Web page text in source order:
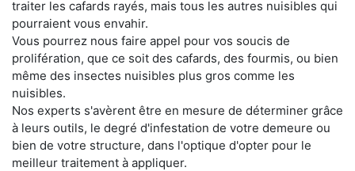
traiter les cafards rayés, mais tous les autres nuisibles qui
pourraient vous envahir.
Vous pourrez nous faire appel pour vos soucis de
prolifération, que ce soit des cafards, des fourmis, ou bien
même des insectes nuisibles plus gros comme les
nuisibles.
Nos experts s'avèrent être en mesure de déterminer grâce
à leurs outils, le degré d'infestation de votre demeure ou
bien de votre structure, dans l'optique d'opter pour le
meilleur traitement à appliquer.